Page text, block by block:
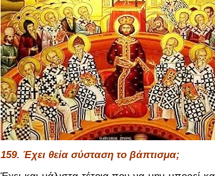
159. Έχει θεία σύσταση το βάπτισμα;